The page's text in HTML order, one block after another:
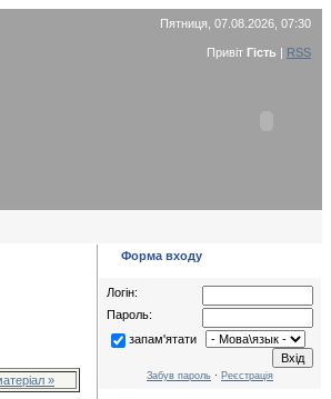
Пятниця, 07.08.2026, 07:30
Привіт Гість | RSS
»
Форма входу
Логін:
Пароль:
запам'ятати
Забув пароль · Реєстрація